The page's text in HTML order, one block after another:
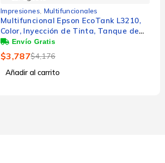
Impresiones, Multifuncionales
Multifuncional Epson EcoTank L3210,
Color, Inyección de Tinta, Tanque de
Tinta, Print/Copy/Scan
$4,176
$3,787
Añadir al carrito